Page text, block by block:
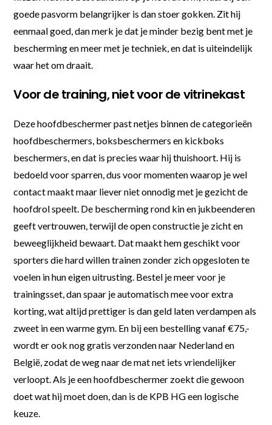
goede pasvorm belangrijker is dan stoer gokken. Zit hij
eenmaal goed, dan merk je dat je minder bezig bent met je
bescherming en meer met je techniek, en dat is uiteindelijk
waar het om draait.
Voor de training, niet voor de vitrinekast
Deze hoofdbeschermer past netjes binnen de categorieën
hoofdbeschermers, boksbeschermers en kickboks
beschermers, en dat is precies waar hij thuishoort. Hij is
bedoeld voor sparren, dus voor momenten waarop je wel
contact maakt maar liever niet onnodig met je gezicht de
hoofdrol speelt. De bescherming rond kin en jukbeenderen
geeft vertrouwen, terwijl de open constructie je zicht en
beweeglijkheid bewaart. Dat maakt hem geschikt voor
sporters die hard willen trainen zonder zich opgesloten te
voelen in hun eigen uitrusting. Bestel je meer voor je
trainingsset, dan spaar je automatisch mee voor extra
korting, wat altijd prettiger is dan geld laten verdampen als
zweet in een warme gym. En bij een bestelling vanaf €75,-
wordt er ook nog gratis verzonden naar Nederland en
België, zodat de weg naar de mat net iets vriendelijker
verloopt. Als je een hoofdbeschermer zoekt die gewoon
doet wat hij moet doen, dan is de KPB HG een logische
keuze.